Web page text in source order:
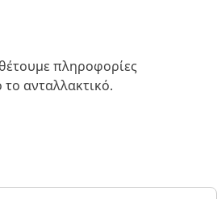
πληροφορίες
ανταλλακτικό.